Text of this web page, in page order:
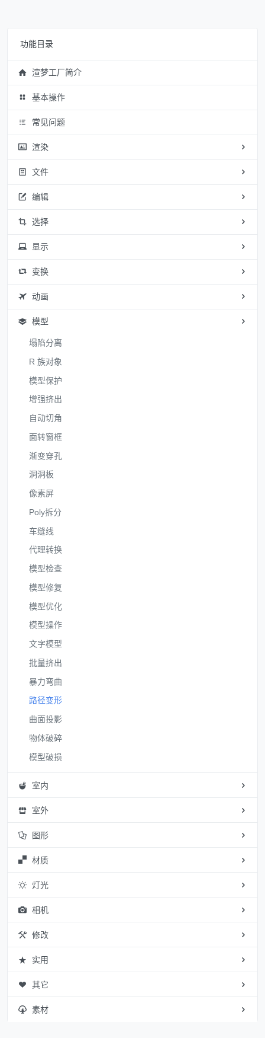
功能目录
渲梦工厂简介
基本操作
常见问题
渲染
文件
编辑
选择
显示
变换
动画
模型
塌陷分离
R 族对象
模型保护
增强挤出
自动切角
面转窗框
渐变穿孔
洞洞板
像素屏
Poly拆分
车缝线
代理转换
模型检查
模型修复
模型优化
模型操作
文字模型
批量挤出
暴力弯曲
路径变形
曲面投影
物体破碎
模型破损
室内
室外
图形
材质
灯光
相机
修改
实用
其它
素材